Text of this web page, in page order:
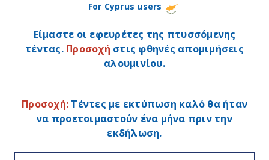
For Cyprus users
Είμαστε οι εφευρέτες της πτυσσόμενης
τέντας. Προσοχή στις φθηνές απομιμήσεις
αλουμινίου.
Προσοχή: Τέντες με εκτύπωση καλό θα ήταν
να προετοιμαστούν ένα μήνα πριν την
εκδήλωση.